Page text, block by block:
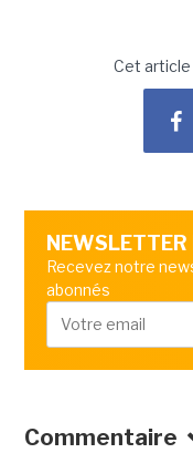
Cet article
NEWSLETTER
Recevez notre
abonnés
Commentaire